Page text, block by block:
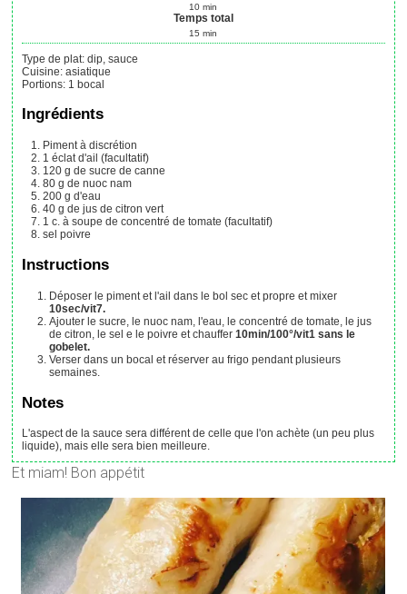
10 min
Temps total
15 min
Type de plat: dip, sauce
Cuisine: asiatique
Portions: 1 bocal
Ingrédients
Piment à discrétion
1 éclat d'ail (facultatif)
120 g de sucre de canne
80 g de nuoc nam
200 g d'eau
40 g de jus de citron vert
1 c. à soupe de concentré de tomate (facultatif)
sel poivre
Instructions
Déposer le piment et l'ail dans le bol sec et propre et mixer
10sec/vit7.
Ajouter le sucre, le nuoc nam, l'eau, le concentré de tomate, le jus
de citron, le sel e le poivre et chauffer10min/100°/vit1 sans le
gobelet.
Verser dans un bocal et réserver au frigo pendant plusieurs
semaines.
Notes
L'aspect de la sauce sera différent de celle que l'on achète (un peu plus
liquide), mais elle sera bien meilleure.
Et miam! Bon appétit